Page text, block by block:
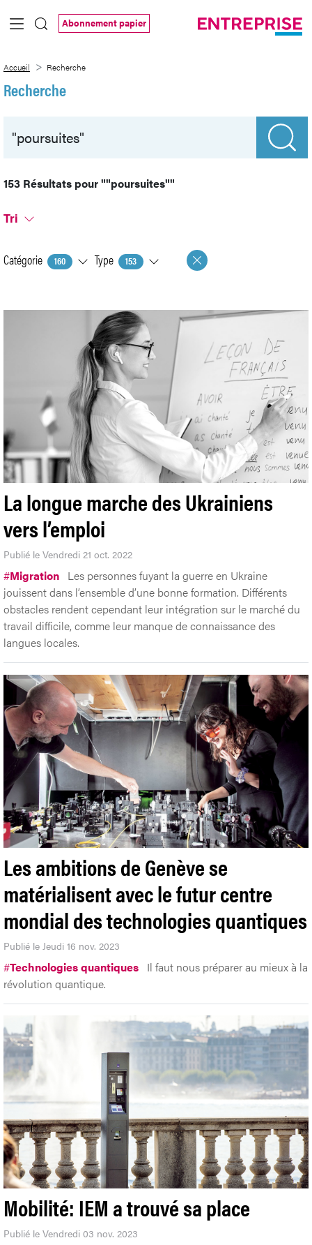
Saut au contenu principal
Abonnement papier
Accueil Recherche
Recherche
153 Résultats pour""poursuites""
Tri
Catégorie 160 Type 153
La longue marche des Ukrainiens
vers l’emploi
Publié le Vendredi 21 oct. 2022
#Migration Les personnes fuyant la guerre en Ukraine
jouissent dans l’ensemble d’une bonne formation. Différents
obstacles rendent cependant leur intégration sur le marché du
travail difficile, comme leur manque de connaissance des
langues locales.
Les ambitions de Genève se
matérialisent avec le futur centre
mondial des technologies quantiques
Publié le Jeudi 16 nov. 2023
#Technologies quantiques Il faut nous préparer au mieux à la
révolution quantique.
Mobilité: IEM a trouvé sa place
Publié le Vendredi 03 nov. 2023